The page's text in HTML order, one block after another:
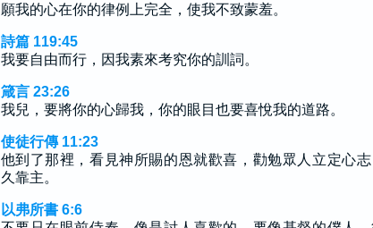
願我的心在你的律例上完全，使我不致蒙羞。
詩篇 119:45
我要自由而行，因我素來考究你的訓詞。
箴言 23:26
我兒，要將你的心歸我，你的眼目也要喜悅我的道路。
使徒行傳 11:23
他到了那裡，看見神所賜的恩就歡喜，勸勉眾人立定心
久靠主。
以弗所書 6:6